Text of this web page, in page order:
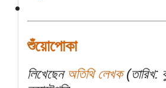
শুঁয়োপোকা
লিখেছেন অতিথি লেখক(তারিখ: